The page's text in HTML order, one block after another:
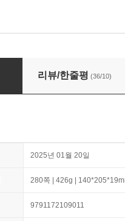
리뷰/한줄평 (36/10)
2025년 01월 20일
280쪽 | 426g |
9791172109011